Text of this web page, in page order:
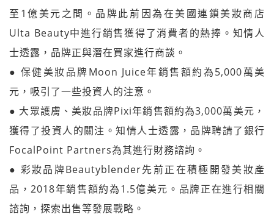
至1億美元之間。品牌此前因為在美國連鎖美妝商店
Ulta Beauty中進行銷售獲得了消費者的熱捧。知情人
士透露，品牌正與潛在買家進行商談。
● 保健美妝品牌Moon Juice年銷售額約為5,000萬美
元，吸引了一些投資人的注意。
● 大眾護膚、美妝品牌Pixi年銷售額約為3,000萬美元，
獲得了投資人的關注。知情人士透露，品牌聘請了銀行
FocalPoint Partners為其進行財務諮詢。
● 彩妝品牌Beautyblender先前正在積極開發美妝產
品，2018年銷售額約為1.5億美元。品牌正在進行相關
諮詢，探索出售等發展戰略。